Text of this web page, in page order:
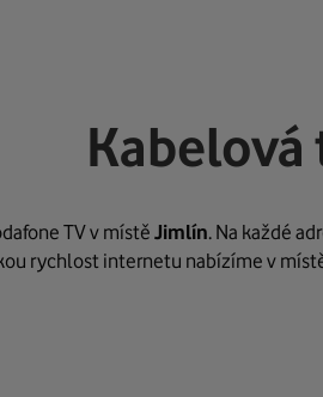
TV v místě Jimlín. Na každé
rychlost internetu nabízíme v